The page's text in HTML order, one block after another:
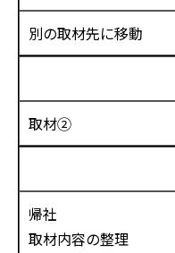
別の取材先に移動
取材②
帰社
取材内容の整理